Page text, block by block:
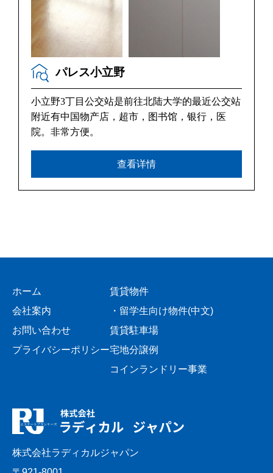
パレス小立野
小立野3丁目公交站是前往北陆大学的最近公交站
附近有中国物产店，超市，图书馆，银行，医
院。非常方便。
查看详情
ホーム
会社案内
お問い合わせ
プライバシーポリシー
賃貸物件
・留学生向け物件(中文)
賃貸駐車場
宅地分譲例
コインランドリー事業
株式会社ラディカルジャパン